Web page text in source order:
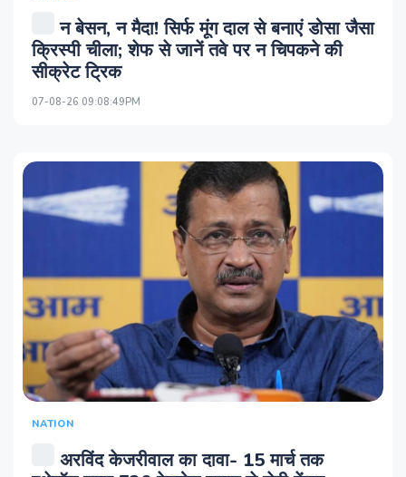
न बेसन, न मैदा! सिर्फ मूंग दाल से बनाएं डोसा जैसा
क्रिस्पी चीला; शेफ से जानें तवे पर न चिपकने की
सीक्रेट ट्रिक
07-08-26 09:08:49PM
NATION
अरविंद केजरीवाल का दावा- 15 मार्च तक